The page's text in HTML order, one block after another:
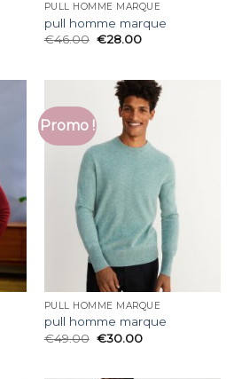
PULL HOMME MARQUE
pull homme marque
€46.00 €28.00
Promo !
PULL HOMME MARQUE
pull homme marque
€49.00 €30.00